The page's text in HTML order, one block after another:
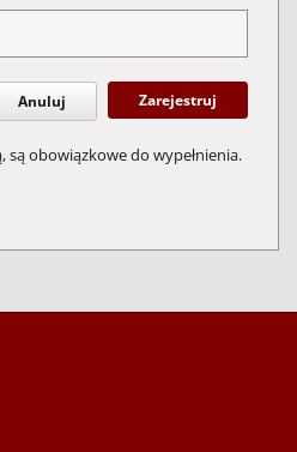
Anuluj Zarejestruj
są obowiązkowe do wypełnienia.